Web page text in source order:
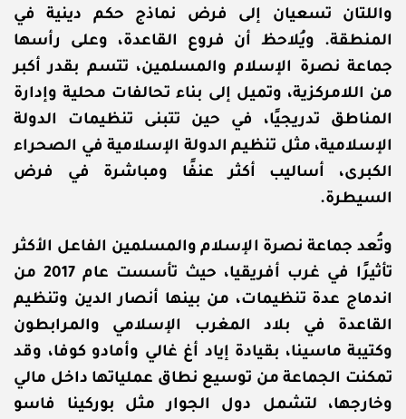
واللتان تسعيان إلى فرض نماذج حكم دينية في
المنطقة. ويُلاحظ أن فروع القاعدة، وعلى رأسها
جماعة نصرة الإسلام والمسلمين، تتسم بقدر أكبر
من اللامركزية، وتميل إلى بناء تحالفات محلية وإدارة
المناطق تدريجيًا، في حين تتبنى تنظيمات الدولة
الإسلامية، مثل تنظيم الدولة الإسلامية في الصحراء
الكبرى، أساليب أكثر عنفًا ومباشرة في فرض
السيطرة.
وتُعد جماعة نصرة الإسلام والمسلمين الفاعل الأكثر
تأثيرًا في غرب أفريقيا، حيث تأسست عام 2017 من
اندماج عدة تنظيمات، من بينها أنصار الدين وتنظيم
القاعدة في بلاد المغرب الإسلامي والمرابطون
وكتيبة ماسينا، بقيادة إياد أغ غالي وأمادو كوفا، وقد
تمكنت الجماعة من توسيع نطاق عملياتها داخل مالي
وخارجها، لتشمل دول الجوار مثل بوركينا فاسو